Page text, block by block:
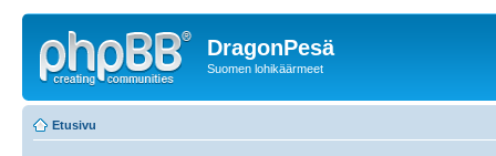
DragonPesä
Suomen lohikäärmeet
Etusivu